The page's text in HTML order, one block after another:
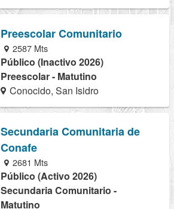
Preescolar Comunitario
2587 Mts
Público (Inactivo 2026)
Preescolar - Matutino
Conocido, San Isidro
Secundaria Comunitaria de
Conafe
2681 Mts
Público (Activo 2026)
Secundaria Comunitario -
Matutino